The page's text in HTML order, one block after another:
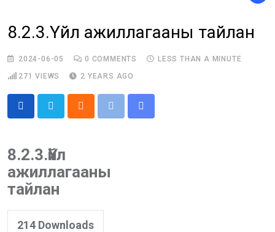
8.2.3.Үйл ажиллагааны тайлан
2024-06-05 0 COMMENTS
LESS THAN A MINUTE
271 VIEWS 2 YEARS AGO
Cloud Print
Share
8.2.3.Үйл
ажиллагааны
тайлан
214 Downloads